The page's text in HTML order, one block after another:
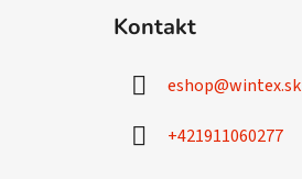
Kontakt
eshop@wintex.sk
+421911060277